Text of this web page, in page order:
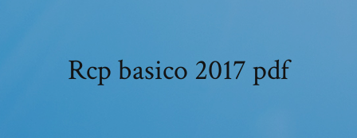
Rcp basico 2017 pdf